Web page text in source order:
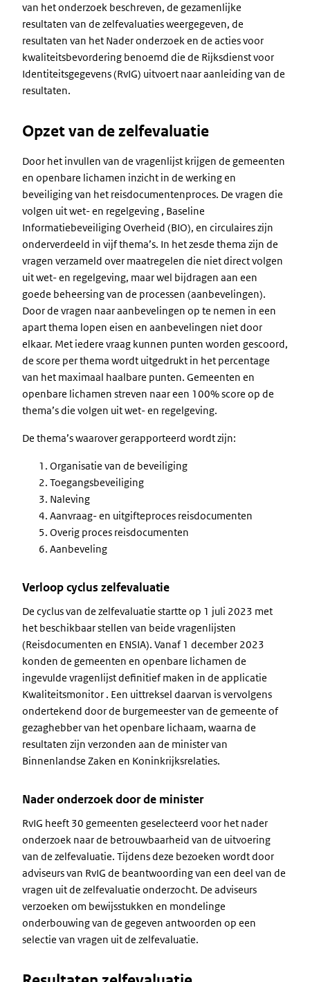
van het onderzoek beschreven, de gezamenlijke
resultaten van de zelfevaluaties weergegeven, de
resultaten van het Nader onderzoek en de acties voor
kwaliteitsbevordering benoemd die de Rijksdienst voor
Identiteitsgegevens (RvIG) uitvoert naar aanleiding van de
resultaten.
Opzet van de zelfevaluatie
Door het invullen van de vragenlijst krijgen de gemeenten
en openbare lichamen inzicht in de werking en
beveiliging van het reisdocumentenproces. De vragen die
volgen uit wet- en regelgeving , Baseline
Informatiebeveiliging Overheid (BIO), en circulaires zijn
onderverdeeld in vijf thema’s. In het zesde thema zijn de
vragen verzameld over maatregelen die niet direct volgen
uit wet- en regelgeving, maar wel bijdragen aan een
goede beheersing van de processen (aanbevelingen).
Door de vragen naar aanbevelingen op te nemen in een
apart thema lopen eisen en aanbevelingen niet door
elkaar. Met iedere vraag kunnen punten worden gescoord,
de score per thema wordt uitgedrukt in het percentage
van het maximaal haalbare punten. Gemeenten en
openbare lichamen streven naar een 100% score op de
thema’s die volgen uit wet- en regelgeving.
De thema’s waarover gerapporteerd wordt zijn:
Organisatie van de beveiliging
Toegangsbeveiliging
Naleving
Aanvraag- en uitgifteproces reisdocumenten
Overig proces reisdocumenten
Aanbeveling
Verloop cyclus zelfevaluatie
De cyclus van de zelfevaluatie startte op 1 juli 2023 met
het beschikbaar stellen van beide vragenlijsten
(Reisdocumenten en ENSIA). Vanaf 1 december 2023
konden de gemeenten en openbare lichamen de
ingevulde vragenlijst definitief maken in de applicatie
Kwaliteitsmonitor . Een uittreksel daarvan is vervolgens
ondertekend door de burgemeester van de gemeente of
gezaghebber van het openbare lichaam, waarna de
resultaten zijn verzonden aan de minister van
Binnenlandse Zaken en Koninkrijksrelaties.
Nader onderzoek door de minister
RvIG heeft 30 gemeenten geselecteerd voor het nader
onderzoek naar de betrouwbaarheid van de uitvoering
van de zelfevaluatie. Tijdens deze bezoeken wordt door
adviseurs van RvIG de beantwoording van een deel van de
vragen uit de zelfevaluatie onderzocht. De adviseurs
verzoeken om bewijsstukken en mondelinge
onderbouwing van de gegeven antwoorden op een
selectie van vragen uit de zelfevaluatie.